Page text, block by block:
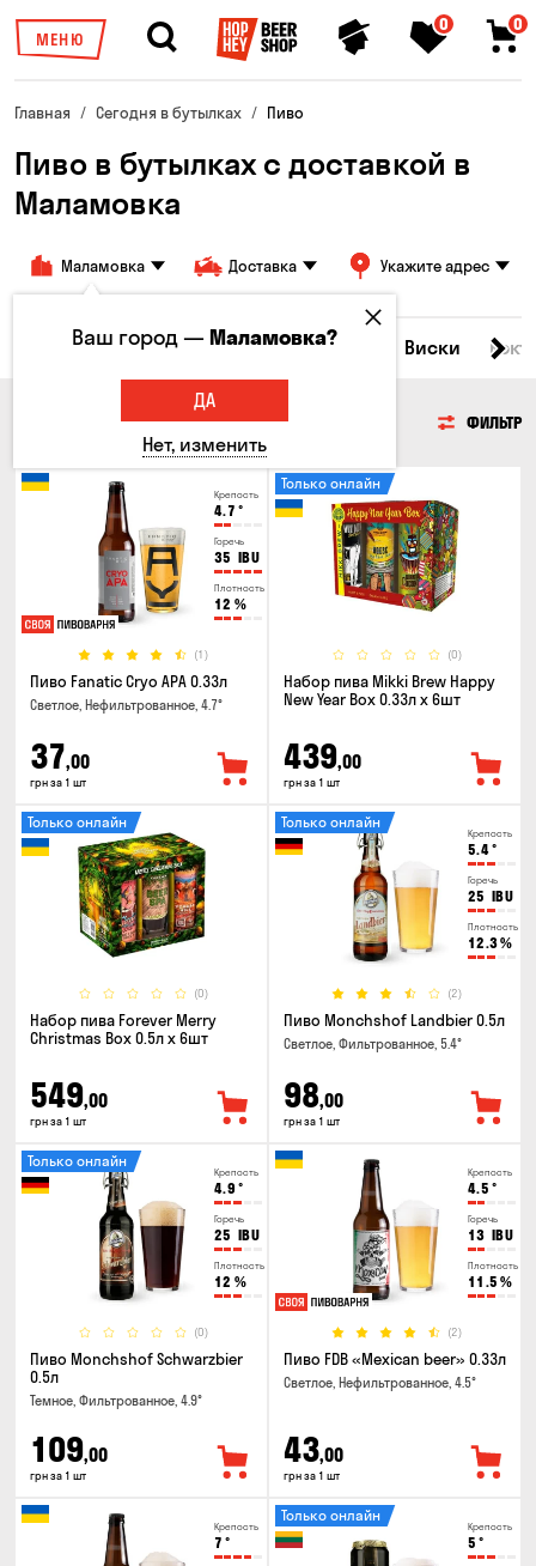
МЕНЮ
0 0
Главная Сегодня в бутылках Пиво
Пиво в бутылках с доставкой в
Маламовка
Маламовка Доставка Укажите адрес
Все товары Пиво Сидр Вино Виски
ФИЛЬТР
Крепость
4.7 °
Горечь
35 IBU
Плотность
12 %
(1)
Пиво Fanatic Cryo APA 0.33л
Светлое, Нефильтрованное, 4.7°
37,00
грн за 1 шт
(0)
Только онлайн
Набор пива Mikki Brew Happy
New Year Box 0.33л x 6шт
439,00
грн за 1 шт
(0)
Только онлайн
Набор пива Forever Merry
Christmas Box 0.5л x 6шт
549,00
грн за 1 шт
Крепость
5.4°
Горечь
25 IBU
Плотность
12.3%
(2)
Только онлайн
Пиво Monchshof Landbier 0.5л
Светлое, Фильтрованное, 5.4°
98,00
грн за 1 шт
Крепость
4.9 °
Горечь
25 IBU
Плотность
12 %
(0)
Только онлайн
Пиво Monchshof Schwarzbier
0.5л
Темное, Фильтрованное, 4.9°
109,00
грн за 1 шт
Крепость
4.5 °
Горечь
13 IBU
Плотность
11.5 %
(2)
Пиво FDB «Mexican beer» 0.33л
Светлое, Нефильтрованное, 4.5°
43,00
грн за 1 шт
Крепость
7 °
Крепость
5 °
Только онлайн
Ваш город —Маламовка?
ДА
Нет, изменить